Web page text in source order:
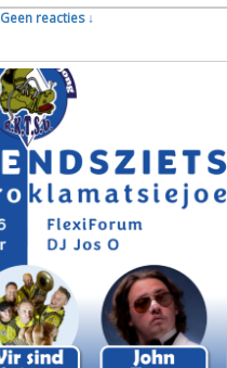
Geen reacties ↓